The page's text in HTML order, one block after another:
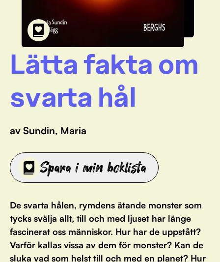
Lätta fakta om
svarta hål
av Sundin, Maria
Spara i min boklista
De svarta hålen, rymdens ätande monster som
tycks svälja allt, till och med ljuset har länge
fascinerat oss människor. Hur har de uppstått?
Varför kallas vissa av dem för monster? Kan de
sluka vad som helst till och med en planet? Hur